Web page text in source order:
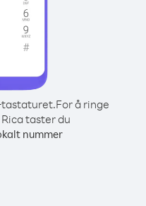
tastaturet.For å ringe
taster du
nummer